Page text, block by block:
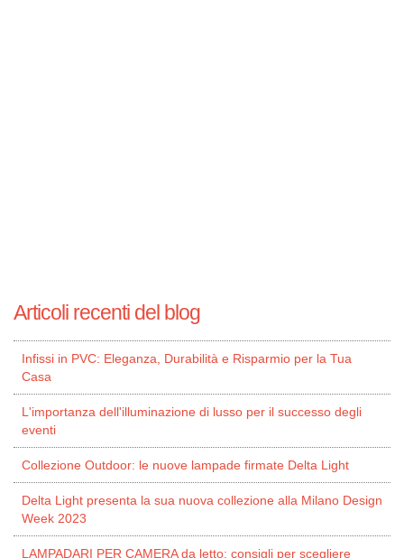
Articoli recenti del blog
Infissi in PVC: Eleganza, Durabilità e Risparmio per la Tua
Casa
L'importanza dell'illuminazione di lusso per il successo degli
eventi
Collezione Outdoor: le nuove lampade firmate Delta Light
Delta Light presenta la sua nuova collezione alla Milano Design
Week 2023
LAMPADARI PER CAMERA da letto: consigli per scegliere